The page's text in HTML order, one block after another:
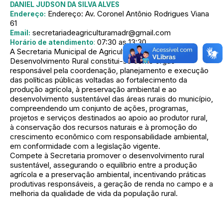
DANIEL JUDSON DA SILVA ALVES
Endereço: Endereço: Av. Coronel Antônio Rodrigues Viana
61
Email: secretariadeagriculturamadr@gmail.com
Horário de atendimento: 07:30 as 13:30
A Secretaria Municipal de Agricultura, Meio Ambiente e
Desenvolvimento Rural constitui-se como órgão
responsável pela coordenação, planejamento e execução
das políticas públicas voltadas ao fortalecimento da
produção agrícola, à preservação ambiental e ao
desenvolvimento sustentável das áreas rurais do município,
compreendendo um conjunto de ações, programas,
projetos e serviços destinados ao apoio ao produtor rural,
à conservação dos recursos naturais e à promoção do
crescimento econômico com responsabilidade ambiental,
em conformidade com a legislação vigente.
Compete à Secretaria promover o desenvolvimento rural
sustentável, assegurando o equilíbrio entre a produção
agrícola e a preservação ambiental, incentivando práticas
produtivas responsáveis, a geração de renda no campo e a
melhoria da qualidade de vida da população rural.